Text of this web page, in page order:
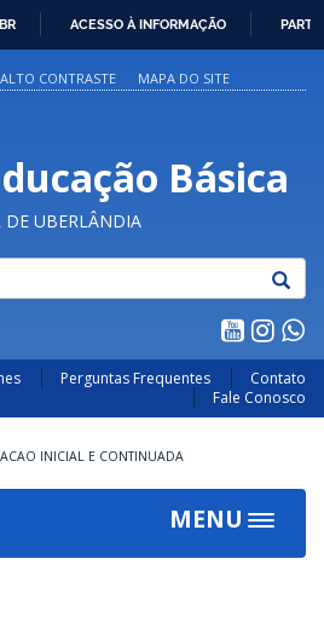
PARA
O
ACESSO À INFORMAÇÃO
ALTO CONTRASTE MAPA DO SITE
Básica
DE UBERLÂNDIA
Perguntas Frequentes
Contato
Fale Conosco
INICIAL E CONTINUADA
MENU
Toggle